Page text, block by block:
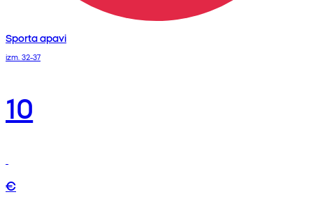
Sporta apavi
izm. 32-37
10
€